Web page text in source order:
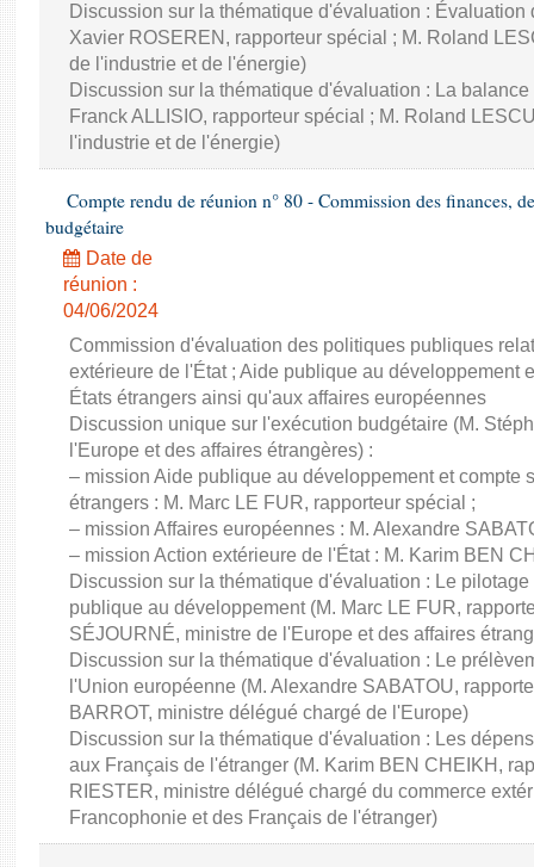
Discussion sur la thématique d'évaluation :
Xavier ROSEREN, rapporteur spécial ; M. Roland
de l'industrie et de l'énergie)
Discussion sur la thématique d'évaluation : La
Franck ALLISIO, rapporteur spécial ; M. Roland
l'industrie et de l'énergie)
Compte rendu de réunion n° 80 - Commission des finances,
budgétaire
Date de
réunion :
04/06/2024
Commission d'évaluation des politiques publiques
extérieure de l'État ; Aide publique au développement
États étrangers ainsi qu'aux affaires européennes
Discussion unique sur l'exécution budgétaire (M.
l'Europe et des affaires étrangères) :
– mission Aide publique au développement et compte
étrangers : M. Marc LE FUR, rapporteur spécial ;
– mission Affaires européennes : M. Alexandre
– mission Action extérieure de l'État : M. Karim BEN
Discussion sur la thématique d'évaluation : Le
publique au développement (M. Marc LE FUR,
SÉJOURNÉ, ministre de l'Europe et des affaires
Discussion sur la thématique d'évaluation : Le
l'Union européenne (M. Alexandre SABATOU,
BARROT, ministre délégué chargé de l'Europe)
Discussion sur la thématique d'évaluation : Les
aux Français de l'étranger (M. Karim BEN CHEIKH,
RIESTER, ministre délégué chargé du commerce
Francophonie et des Français de l'étranger)